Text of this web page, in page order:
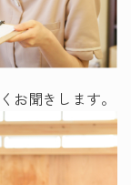
お聞きします。